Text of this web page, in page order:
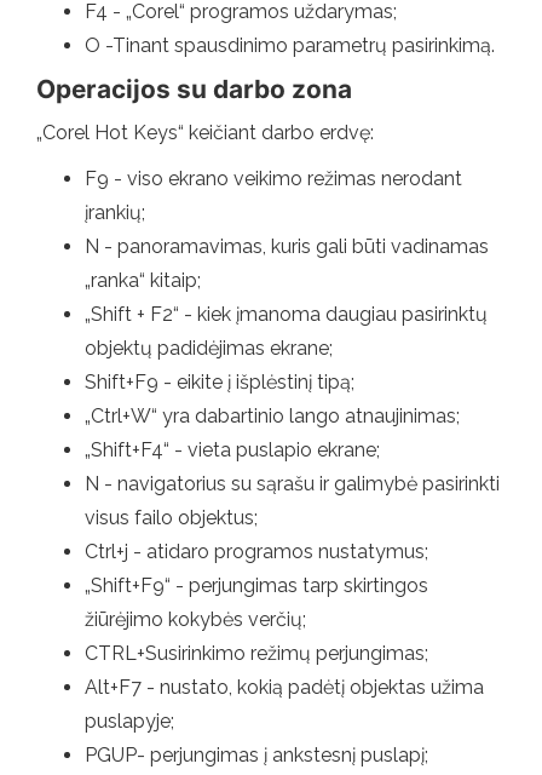
F4 - „Corel“ programos uždarymas;
O -Tinant spausdinimo parametrų pasirinkimą.
Operacijos su darbo zona
„Corel Hot Keys“ keičiant darbo erdvę:
F9 - viso ekrano veikimo režimas nerodant
įrankių;
N - panoramavimas, kuris gali būti vadinamas
„ranka“ kitaip;
„Shift + F2“ - kiek įmanoma daugiau pasirinktų
objektų padidėjimas ekrane;
Shift+F9 - eikite į išplėstinį tipą;
„Ctrl+W“ yra dabartinio lango atnaujinimas;
„Shift+F4“ - vieta puslapio ekrane;
N - navigatorius su sąrašu ir galimybė pasirinkti
visus failo objektus;
Ctrl+j - atidaro programos nustatymus;
„Shift+F9“ - perjungimas tarp skirtingos
žiūrėjimo kokybės verčių;
CTRL+Susirinkimo režimų perjungimas;
Alt+F7 - nustato, kokią padėtį objektas užima
puslapyje;
PGUP- perjungimas į ankstesnį puslapį;